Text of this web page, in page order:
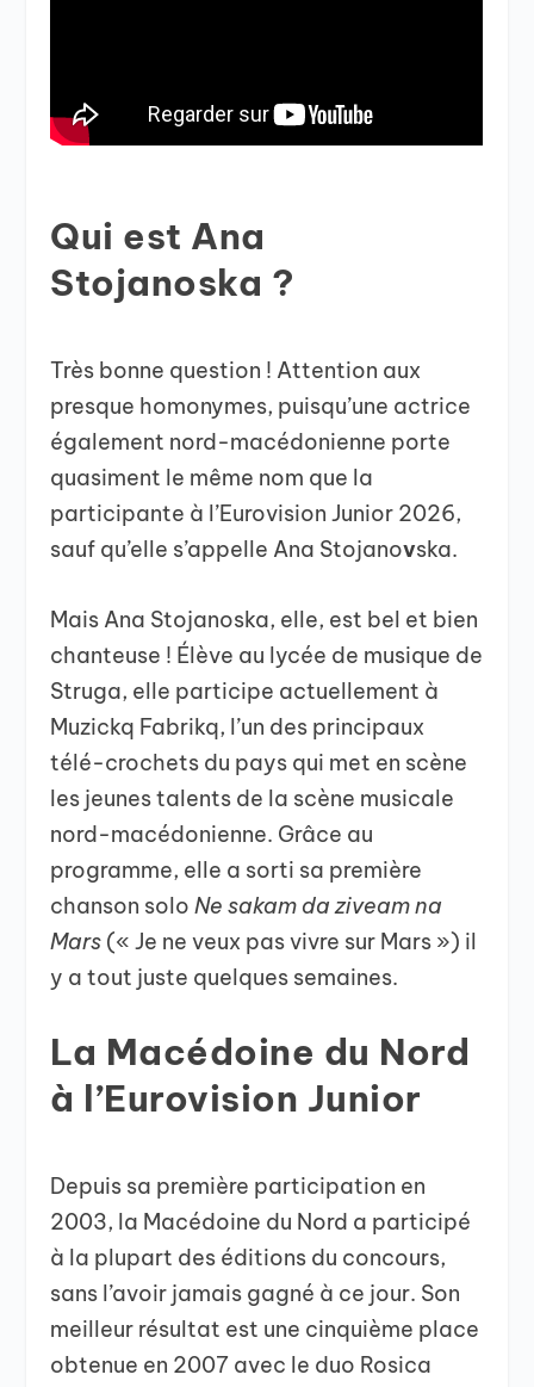
Qui est Ana
Stojanoska ?
Très bonne question ! Attention aux
presque homonymes, puisqu’une actrice
également nord-macédonienne porte
quasiment le même nom que la
participante à l’Eurovision Junior 2026,
sauf qu’elle s’appelle Ana Stojanovska.
Mais Ana Stojanoska, elle, est bel et bien
chanteuse ! Élève au lycée de musique de
Struga, elle participe actuellement à
Muzickq Fabrikq, l’un des principaux
télé-crochets du pays qui met en scène
les jeunes talents de la scène musicale
nord-macédonienne. Grâce au
programme, elle a sorti sa première
chanson solo Ne sakam da ziveam na
Mars (« Je ne veux pas vivre sur Mars ») il
y a tout juste quelques semaines.
La Macédoine du Nord
à l’Eurovision Junior
Depuis sa première participation en
2003, la Macédoine du Nord a participé
à la plupart des éditions du concours,
sans l’avoir jamais gagné à ce jour. Son
meilleur résultat est une cinquième place
obtenue en 2007 avec le duo Rosica